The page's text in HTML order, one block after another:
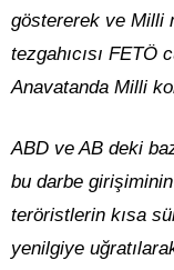
göstererek ve Milli
tezgahıcısı FETÖ
Anavatanda Milli
ABD ve AB deki
bu darbe
teröristlerin kısa
yenilgiye